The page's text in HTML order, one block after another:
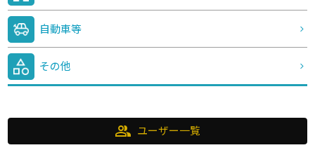
自動車等
その他
group ユーザー一覧